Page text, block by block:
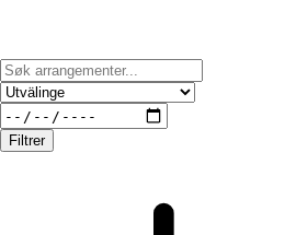
Filtrer